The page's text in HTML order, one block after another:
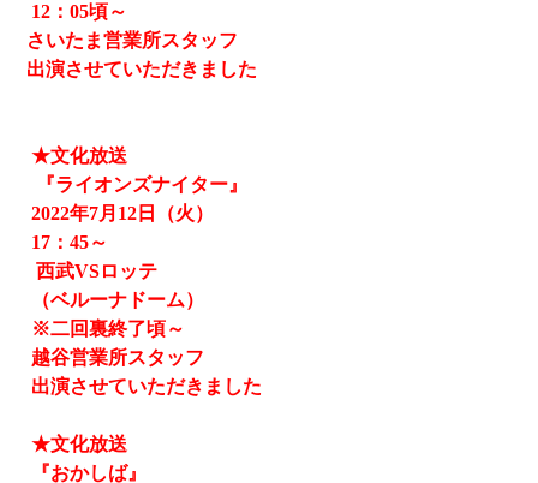
12 ：05頃～
さいたま営業所スタッフ
出演させていただきました
★文化放送
『ライオンズナイター』
2022年7月 12 日（火）
17 ：45～
西武VSロッテ
（ベルーナドーム）
※二回裏終了頃～
越谷営業所スタッフ
出演させていただきました
★文化放送
『おかしば』